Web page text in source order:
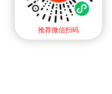
推荐微信扫码